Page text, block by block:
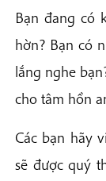
Bạn đang có
hờn? Bạn có
lắng nghe
cho tâm hồn
Các bạn hãy
sẽ được quý